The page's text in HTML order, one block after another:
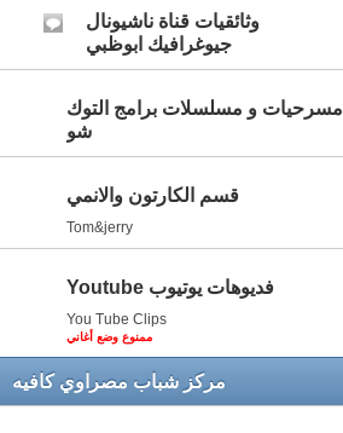
وثائقيات قناة ناشيونال
جيوغرافيك ابوظبي
مسرحيات و مسلسلات برامج التوك
شو
قسم الكارتون والانمي
Tom&jerry
فديوهات يوتيوب Youtube
You Tube Clips
ممنوع وضع أغاني
مركز شباب مصراوي كافيه